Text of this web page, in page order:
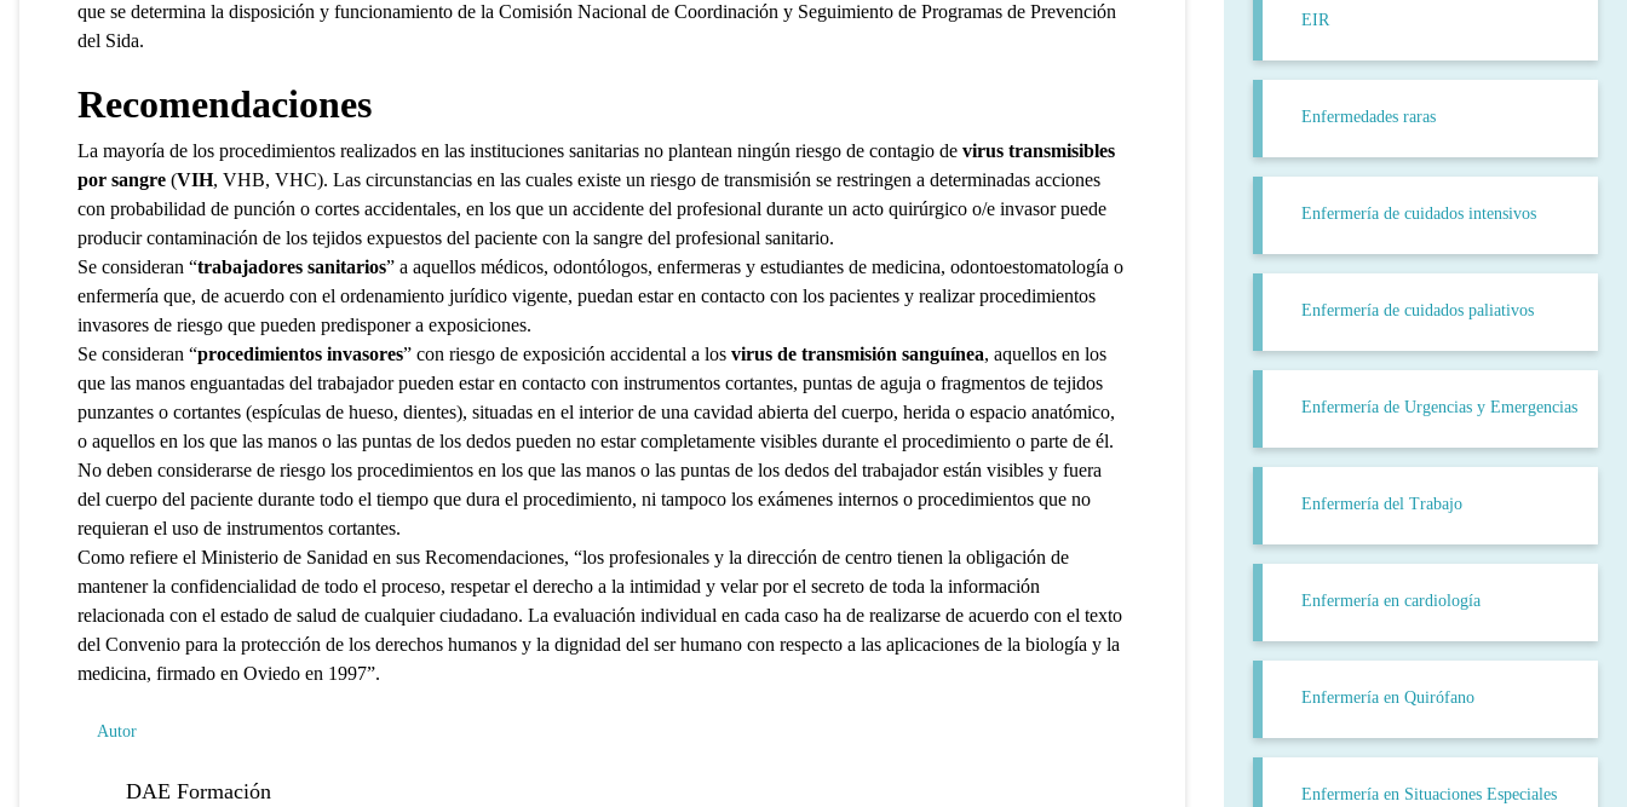
que se determina la disposición y funcionamiento de la Comisión Nacional de Coordinación y Seguimiento de Programas de Prevención
del Sida.
Recomendaciones
La mayoría de los procedimientos realizados en las instituciones sanitarias no plantean ningún riesgo de contagio de virus transmisibles
por sangre (VIH, VHB, VHC). Las circunstancias en las cuales existe un riesgo de transmisión se restringen a determinadas acciones
con probabilidad de punción o cortes accidentales, en los que un accidente del profesional durante un acto quirúrgico o/e invasor puede
producir contaminación de los tejidos expuestos del paciente con la sangre del profesional sanitario.
Se consideran “trabajadores sanitarios” a aquellos médicos, odontólogos, enfermeras y estudiantes de medicina, odontoestomatología o
enfermería que, de acuerdo con el ordenamiento jurídico vigente, puedan estar en contacto con los pacientes y realizar procedimientos
invasores de riesgo que pueden predisponer a exposiciones.
Se consideran “procedimientos invasores” con riesgo de exposición accidental a los virus de transmisión sanguínea, aquellos en los
que las manos enguantadas del trabajador pueden estar en contacto con instrumentos cortantes, puntas de aguja o fragmentos de tejidos
punzantes o cortantes (espículas de hueso, dientes), situadas en el interior de una cavidad abierta del cuerpo, herida o espacio anatómico,
o aquellos en los que las manos o las puntas de los dedos pueden no estar completamente visibles durante el procedimiento o parte de él.
No deben considerarse de riesgo los procedimientos en los que las manos o las puntas de los dedos del trabajador están visibles y fuera
del cuerpo del paciente durante todo el tiempo que dura el procedimiento, ni tampoco los exámenes internos o procedimientos que no
requieran el uso de instrumentos cortantes.
Como refiere el Ministerio de Sanidad en sus Recomendaciones, “los profesionales y la dirección de centro tienen la obligación de
mantener la confidencialidad de todo el proceso, respetar el derecho a la intimidad y velar por el secreto de toda la información
relacionada con el estado de salud de cualquier ciudadano. La evaluación individual en cada caso ha de realizarse de acuerdo con el texto
del Convenio para la protección de los derechos humanos y la dignidad del ser humano con respecto a las aplicaciones de la biología y la
medicina, firmado en Oviedo en 1997”.
Autor
DAE Formación
EIR
Enfermedades raras
Enfermería de cuidados intensivos
Enfermería de cuidados paliativos
Enfermería de Urgencias y Emergencias
Enfermería del Trabajo
Enfermería en cardiología
Enfermería en Quirófano
Enfermería en Situaciones Especiales